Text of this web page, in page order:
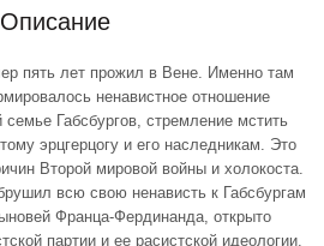
Описание
пять лет прожил в Вене. Именно там
ненавистное отношение
Габсбургов, стремление мстить
эрцгерцогу и его наследникам. Это
Второй мировой войны и холокоста.
всю свою ненависть к Габсбургам
Франца-Фердинанда, открыто
партии и ее расистской идеологии.